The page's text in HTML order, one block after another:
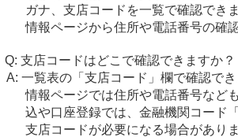
ガナ、支店コードを一覧で確認でき
情報ページから住所や電話番号の確
支店コードはどこで確認できますか？
一覧表の「支店コード」欄で確認で
情報ページでは住所や電話番号など
込や口座登録では、金融機関コード
支店コードが必要になる場合がありま